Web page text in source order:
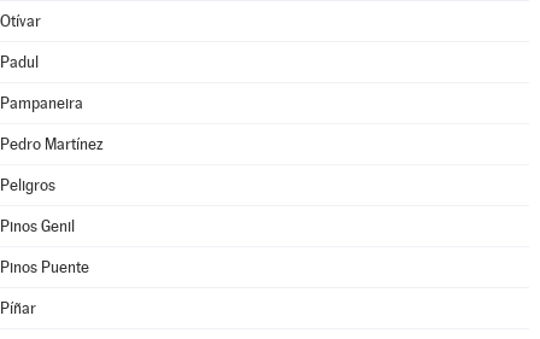
Otívar
Padul
Pampaneira
Pedro Martínez
Peligros
Pinos Genil
Pinos Puente
Píñar